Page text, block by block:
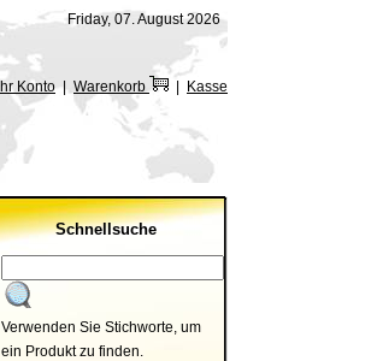
Friday, 07. August 2026
Ihr Konto| Warenkorb Kasse
Schnellsuche
Verwenden Sie Stichworte, um
ein Produkt zu finden.